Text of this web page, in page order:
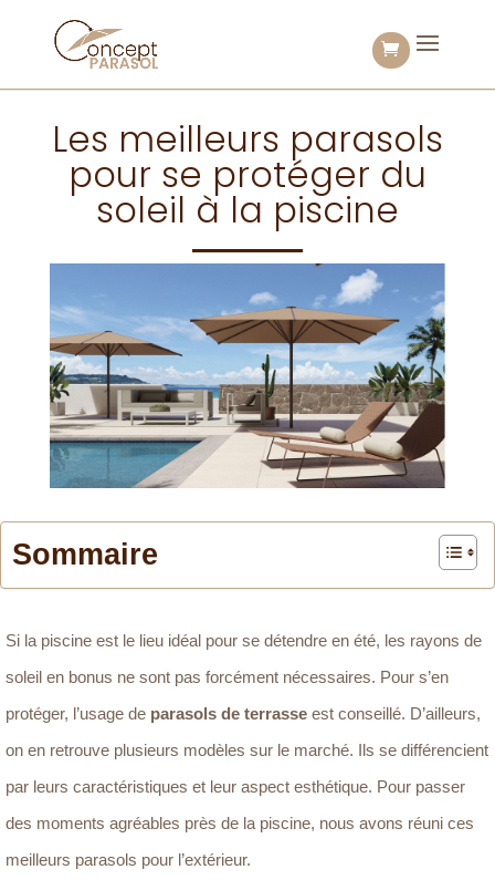
Les meilleurs parasols
pour se protéger du
soleil à la piscine
Sommaire
Si la piscine est le lieu idéal pour se détendre en été, les rayons de
soleil en bonus ne sont pas forcément nécessaires. Pour s’en
protéger, l’usage de parasols de terrasse est conseillé. D’ailleurs,
on en retrouve plusieurs modèles sur le marché. Ils se différencient
par leurs caractéristiques et leur aspect esthétique. Pour passer
des moments agréables près de la piscine, nous avons réuni ces
meilleurs parasols pour l’extérieur.